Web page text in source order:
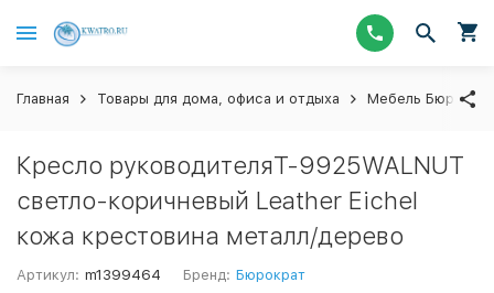
Главная Товары для дома, офиса и отдыха Мебель Бюрократ
Кресло руководителяT-9925WALNUT
светло-коричневый Leather Eichel
кожа крестовина металл/дерево
Артикул: m1399464 Бренд: Бюрократ